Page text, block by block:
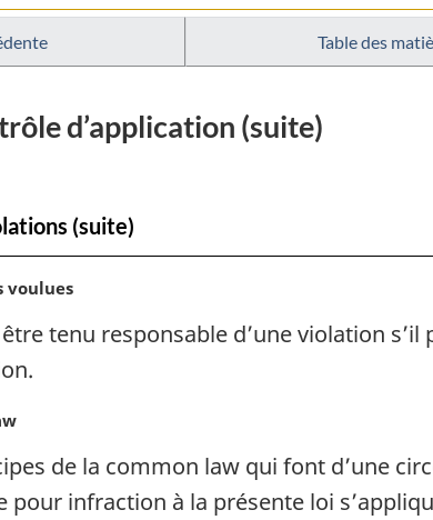
:
Loi
Table des
d’application (suite)
(suite)
voulues
tenu responsable d’une violation
de la common law qui font d’une
pour infraction à la présente loi